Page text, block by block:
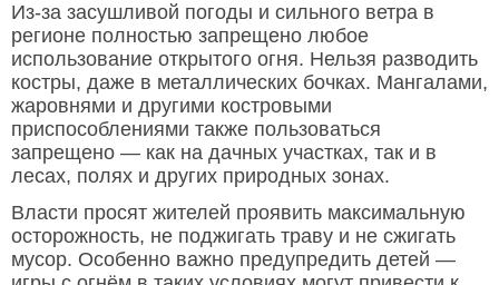
Из-за засушливой погоды и сильного ветра в
регионе полностью запрещено любое
использование открытого огня. Нельзя разводить
костры, даже в металлических бочках. Мангалами,
жаровнями и другими костровыми
приспособлениями также пользоваться
запрещено — как на дачных участках, так и в
лесах, полях и других природных зонах.
Власти просят жителей проявить максимальную
осторожность, не поджигать траву и не сжигать
мусор. Особенно важно предупредить детей —